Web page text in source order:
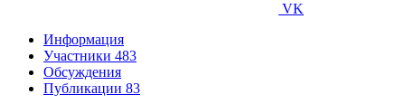
VK
Информация
Участники 483
Обсуждения
Публикации 83